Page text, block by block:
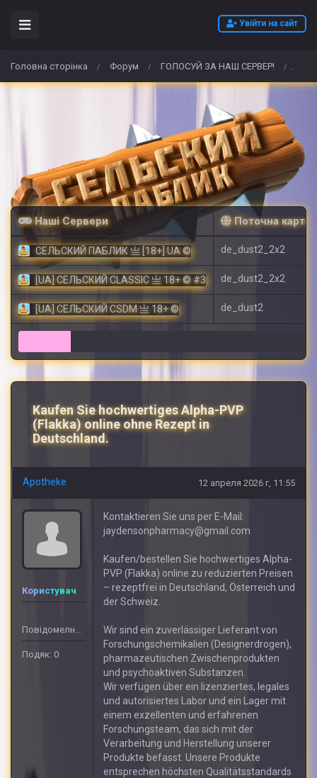
Увійти на сайт
Головна сторінка / Форум / ГОЛОСУЙ ЗА НАШ СЕРВЕР! /
Наші Сервери Поточна карта
СЕЛЬСКИЙ ПАБЛИК 亗 [18+] UA © de_dust2_2x2
[UA] СЕЛЬСКИЙ CLASSIC 亗 18+ © #3 de_dust2_2x2
[UA] СЕЛЬСКИЙ CSDM 亗 18+ © de_dust2
Kaufen Sie hochwertiges Alpha-PVP
(Flakka) online ohne Rezept in
Deutschland.
Apotheke 12 апреля 2026 г, 11:55
Користувач
Повідомелнь: 408
Подяк: 0
Kontaktieren Sie uns per E-Mail:
jaydensonpharmacy@gmail.com
Kaufen/bestellen Sie hochwertiges Alpha-
PVP (Flakka) online zu reduzierten Preisen
– rezeptfrei in Deutschland, Österreich und
der Schweiz.
Wir sind ein zuverlässiger Lieferant von
Forschungschemikalien (Designerdrogen),
pharmazeutischen Zwischenprodukten
und psychoaktiven Substanzen.
Wir verfügen über ein lizenziertes, legales
und autorisiertes Labor und ein Lager mit
einem exzellenten und erfahrenen
Forschungsteam, das sich mit der
Verarbeitung und Herstellung unserer
Produkte befasst. Unsere Produkte
entsprechen höchsten Qualitätsstandards